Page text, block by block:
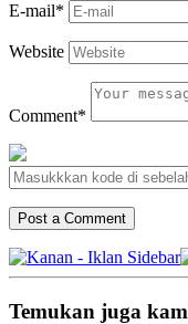
E-mail*
Website
Comment*
Temukan juga